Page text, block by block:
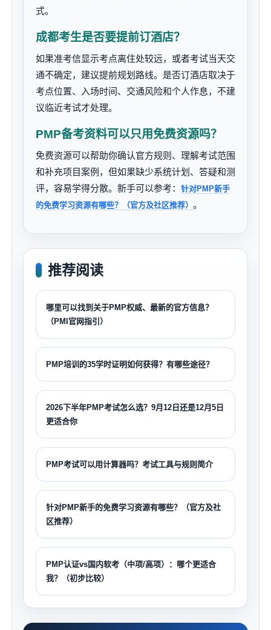
式。
成都考生是否要提前订酒店？
如果准考信显示考点离住处较远，或者考试当天交
通不确定，建议提前规划路线。是否订酒店取决于
考点位置、入场时间、交通风险和个人作息，不建
议临近考试才处理。
PMP备考资料可以只用免费资源吗？
免费资源可以帮助你确认官方规则、理解考试范围
和补充项目案例，但如果缺少系统计划、答疑和测
评，容易学得分散。新手可以参考： 针对PMP新手
的免费学习资源有哪些？（官方及社区推荐） 。
推荐阅读
哪里可以找到关于PMP权威、最新的官方信息？
（PMI官网指引）
PMP培训的35学时证明如何获得？有哪些途径？
2026下半年PMP考试怎么选？9月12日还是12月5日
更适合你
PMP考试可以用计算器吗？考试工具与规则简介
针对PMP新手的免费学习资源有哪些？（官方及社
区推荐）
PMP认证vs国内软考（中项/高项）：哪个更适合
我？（初步比较）